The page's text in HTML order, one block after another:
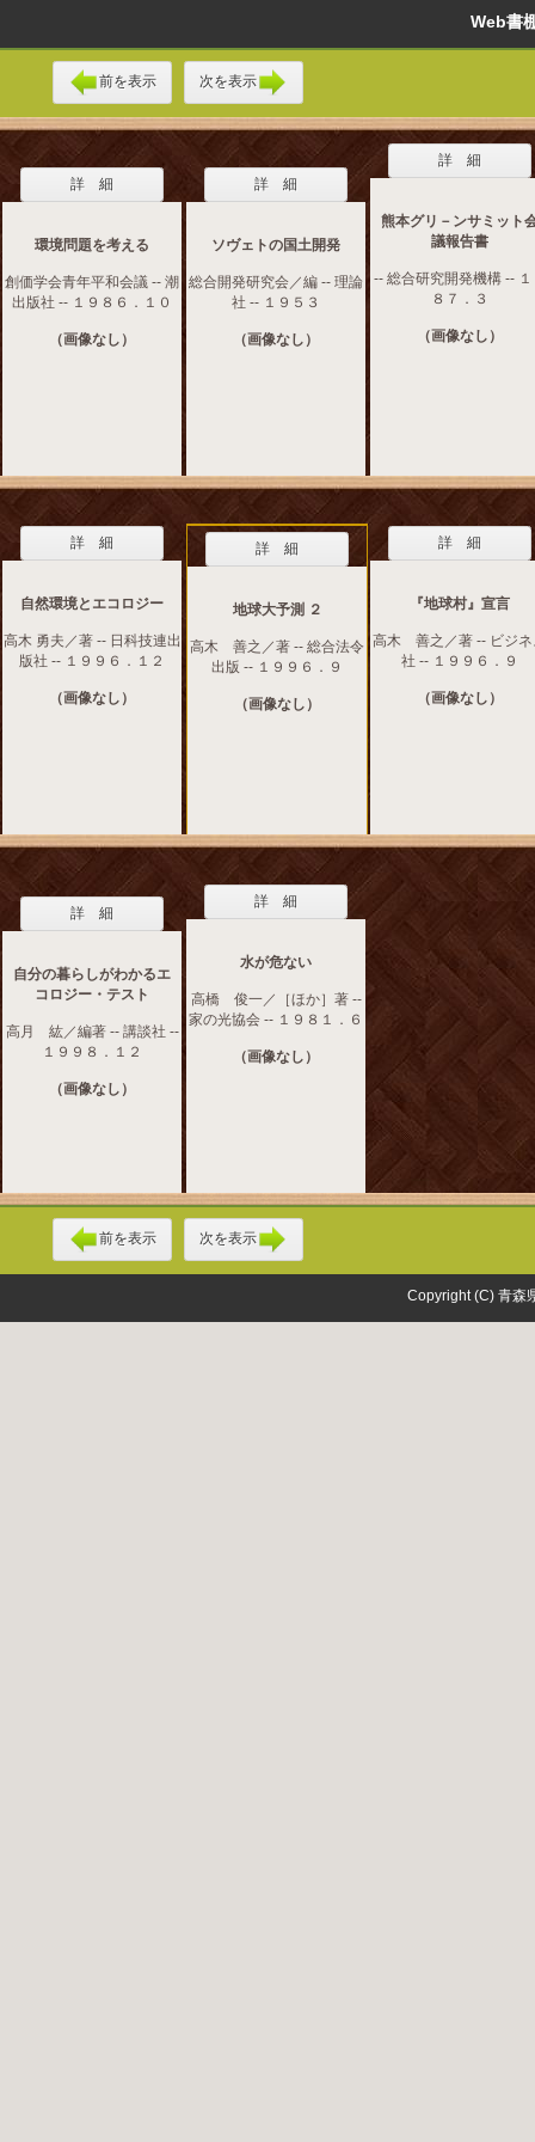
Web
前を表示 次を表示
詳 細
環境問題を考える
創価学会青年平和会議 -- 潮
出版社 -- １９８６．１０
（画像なし）
詳 細
ソヴェトの国土開発
総合開発研究会／編 -- 理論
社 -- １９５３
（画像なし）
詳 細
熊本グリ－ンサミット
議報告書
-- 総合研究開発機構 -- １
８７．３
（画像なし）
詳 細
自然環境とエコロジー
高木 勇夫／著 -- 日科技連出
版社 -- １９９６．１２
（画像なし）
詳 細
地球大予測 ２
高木 善之／著 -- 総合法令
出版 -- １９９６．９
（画像なし）
詳 細
『地球村』宣言
高木 善之／著 -- ビジネ
社 -- １９９６．９
（画像なし）
詳 細
自分の暮らしがわかるエ
コロジー・テスト
高月 紘／編著 -- 講談社 --
１９９８．１２
（画像なし）
詳 細
水が危ない
高橋 俊一／［ほか］著 --
家の光協会 -- １９８１．６
（画像なし）
前を表示 次を表示
Copyright (C) 青森